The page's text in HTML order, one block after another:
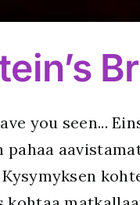
you seen...
pahaa
Kysymyksen